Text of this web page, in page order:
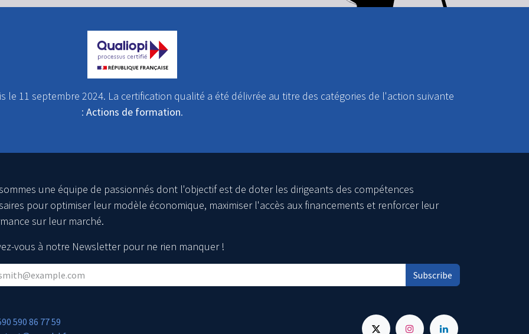
le 11 septembre 2024. La certification qualité a été délivrée au titre des catégories de l'action suivante
: Actions de formation.
une équipe de passionnés dont l'objectif est de doter les dirigeants des compétences
pour optimiser leur modèle économique, maximiser l'accès aux financements et renforcer leur
sur leur marché.
vous à notre Newsletter pour ne rien manquer !
Subscribe
590 86 77 59